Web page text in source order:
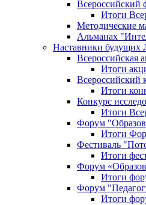
Всероссийский
Итоги
Методические
Альманах
Наставники будущих
Всероссийская
Итоги
Всероссийский
Итоги
Конкурс
Итоги
Форум
Итоги
Фестиваль
Итоги
Форум
Итоги
Форум
Итоги